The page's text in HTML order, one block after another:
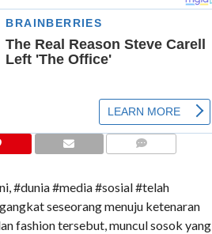
#dunia #media #sosial #telah
seseorang menuju ketenaran
fashion tersebut, muncul sosok yang